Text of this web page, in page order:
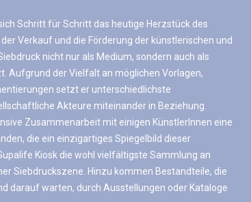
Schritt für Schritt das heutige Herzstück des
Verkauf und die Förderung der künstlerischen und
nicht nur als Medium, sondern auch als
Aufgrund der Vielfalt an möglichen Vorlagen,
setzt er unterschiedlichste
Akteure miteinander in Beziehung.
Zusammenarbeit mit einigen KünstlerInnen eine
die ein einzigartiges Spiegelbild dieser
Kiosk die wohl vielfältigste Sammlung an
Siebdruckszene. Hinzu kommen Bestandteile, die
darauf warten, durch Ausstellungen oder Kataloge